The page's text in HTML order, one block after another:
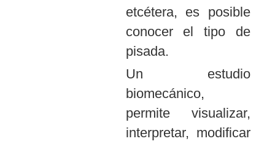
etcétera, es posible
conocer el tipo de
pisada.
Un estudio
biomecánico,
permite visualizar,
interpretar, modificar